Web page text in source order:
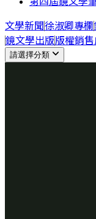
文學新聞徐淑卿專欄
鏡文學出版版權銷
請選擇分類